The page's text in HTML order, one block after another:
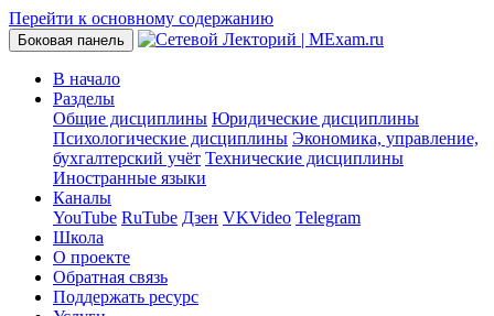
Перейти к основному содержанию
Боковая панель
В начало
Разделы
Общие дисциплины Юридические дисциплины
Психологические дисциплины Экономика, управление,
бухгалтерский учёт Технические дисциплины
Иностранные языки
Каналы
YouTube RuTube Дзен VKVideo Telegram
Школа
О проекте
Обратная связь
Поддержать ресурс